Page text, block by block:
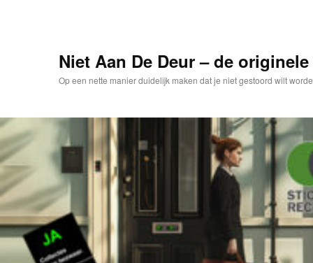
Niet Aan De Deur – de
Op een nette manier duidelijk maken dat je niet gestoord wilt